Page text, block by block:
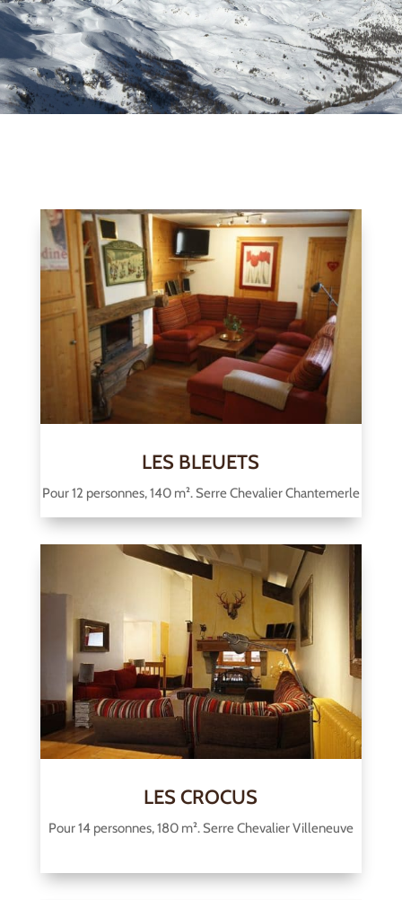
LES BLEUETS
Pour 12 personnes, 140 m². Serre Chevalier Chantemerle
LES CROCUS
Pour 14 personnes, 180 m². Serre Chevalier Villeneuve